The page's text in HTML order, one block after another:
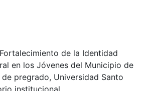
de la Identidad
en los Jóvenes del Municipio de
pregrado, Universidad Santo